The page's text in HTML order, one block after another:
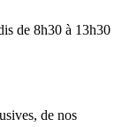
de 8h30 à 13h30
de nos